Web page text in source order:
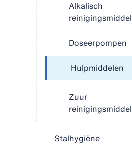
Alkalisch
reinigingsmiddel
Doseerpompen
Hulpmiddelen
Zuur
reinigingsmiddel
Stalhygiëne